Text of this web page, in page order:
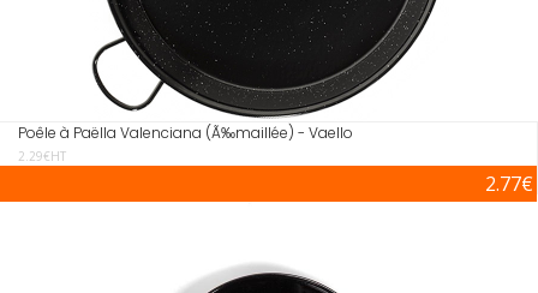
Poêle à Paëlla Valenciana (Ã‰maillée) - Vaello
2.29€HT
2.77€